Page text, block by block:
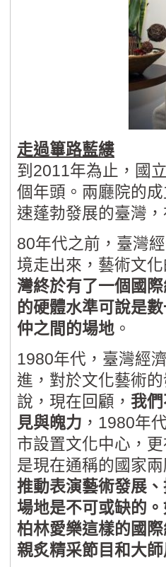
走過篳路藍縷
到2011年為止，國
個年頭。兩廳院的
速蓬勃發展的臺灣
80年代之前，臺灣
境走出來，藝術文
灣終於有了一個國
的硬體水準可說是
仲之間的場地 。
1980年代，臺灣經
進，對於文化藝術
說，現在回顧， 我
見與魄力 ，1980年
市設置文化中心，
是現在通稱的國家
推動表演藝術發展
場地是不可或缺的
柏林愛樂這樣的國
親炙精采節目和大